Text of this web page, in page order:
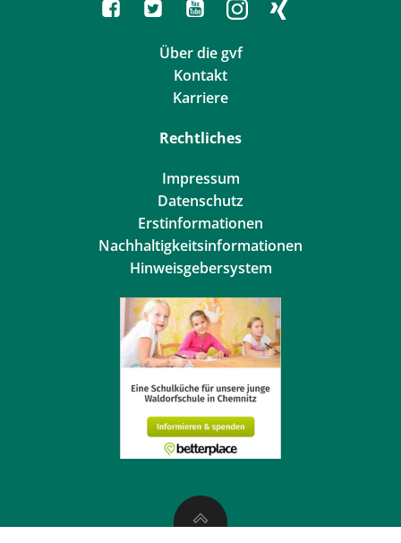
Über die gvf
Kontakt
Karriere
Rechtliches
Impressum
Datenschutz
Erstinformationen
Nachhaltigkeitsinformationen
Hinweisgebersystem